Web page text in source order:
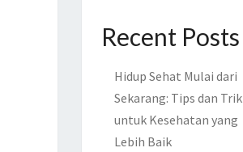
Recent Posts
Hidup Sehat Mulai dari
Sekarang: Tips dan Trik
untuk Kesehatan yang
Lebih Baik